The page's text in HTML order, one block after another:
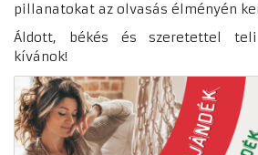
pillanatokat az olvasás élményén
Áldott, békés és szeretettel
kívánok!